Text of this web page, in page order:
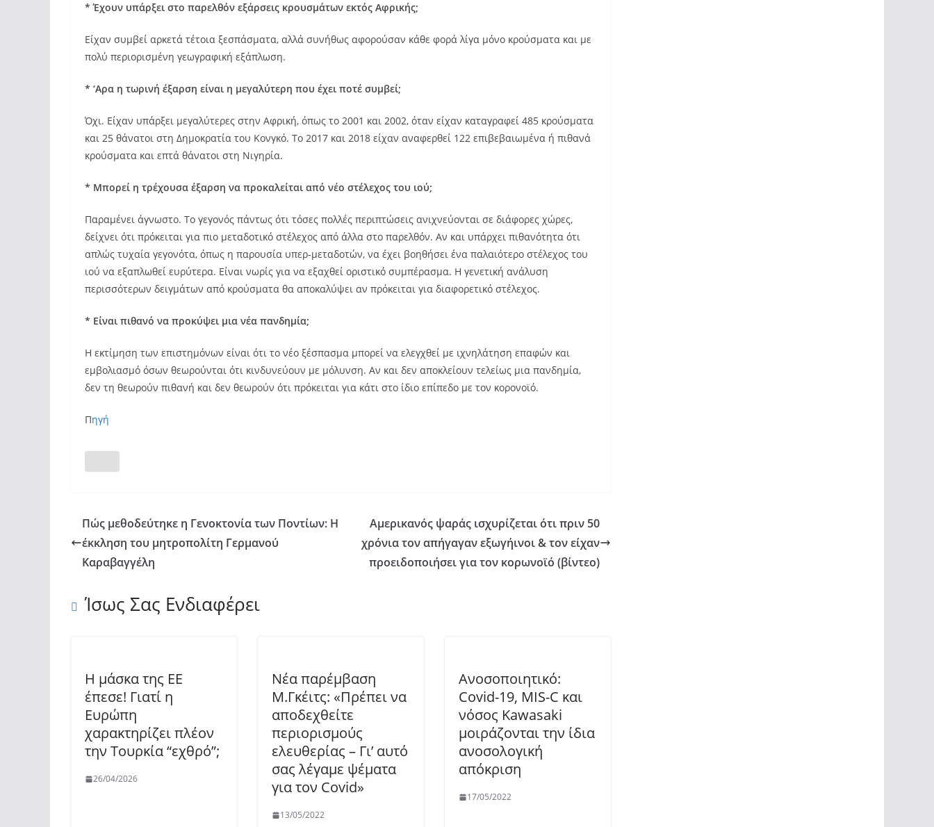
* Έχουν υπάρξει στο παρελθόν εξάρσεις κρουσμάτων εκτός Αφρικής;
Είχαν συμβεί αρκετά τέτοια ξεσπάσματα, αλλά συνήθως αφορούσαν κάθε φορά λίγα μόνο κρούσματα και με
πολύ περιορισμένη γεωγραφική εξάπλωση.
* ‘Αρα η τωρινή έξαρση είναι η μεγαλύτερη που έχει ποτέ συμβεί;
Όχι. Είχαν υπάρξει μεγαλύτερες στην Αφρική, όπως το 2001 και 2002, όταν είχαν καταγραφεί 485 κρούσματα
και 25 θάνατοι στη Δημοκρατία του Κονγκό. Το 2017 και 2018 είχαν αναφερθεί 122 επιβεβαιωμένα ή πιθανά
κρούσματα και επτά θάνατοι στη Νιγηρία.
* Μπορεί η τρέχουσα έξαρση να προκαλείται από νέο στέλεχος του ιού;
Παραμένει άγνωστο. Το γεγονός πάντως ότι τόσες πολλές περιπτώσεις ανιχνεύονται σε διάφορες χώρες,
δείχνει ότι πρόκειται για πιο μεταδοτικό στέλεχος από άλλα στο παρελθόν. Αν και υπάρχει πιθανότητα ότι
απλώς τυχαία γεγονότα, όπως η παρουσία υπερ-μεταδοτών, να έχει βοηθήσει ένα παλαιότερο στέλεχος του
ιού να εξαπλωθεί ευρύτερα. Είναι νωρίς για να εξαχθεί οριστικό συμπέρασμα. Η γενετική ανάλυση
περισσότερων δειγμάτων από κρούσματα θα αποκαλύψει αν πρόκειται για διαφορετικό στέλεχος.
* Είναι πιθανό να προκύψει μια νέα πανδημία;
Η εκτίμηση των επιστημόνων είναι ότι το νέο ξέσπασμα μπορεί να ελεγχθεί με ιχνηλάτηση επαφών και
εμβολιασμό όσων θεωρούνται ότι κινδυνεύουν με μόλυνση. Αν και δεν αποκλείουν τελείως μια πανδημία,
δεν τη θεωρούν πιθανή και δεν θεωρούν ότι πρόκειται για κάτι στο ίδιο επίπεδο με τον κορονοϊό.
Πηγή
Πώς μεθοδεύτηκε η Γενοκτονία των Ποντίων: Η
έκκληση του μητροπολίτη Γερμανού
Καραβαγγέλη
Αμερικανός ψαράς ισχυρίζεται ότι πριν 50
χρόνια τον απήγαγαν εξωγήινοι & τον είχαν
προειδοποιήσει για τον κορωνοϊό (βίντεο)
Ίσως Σας Ενδιαφέρει
Η μάσκα της ΕΕ
έπεσε! Γιατί η
Ευρώπη
χαρακτηρίζει πλέον
την Τουρκία “εχθρό”;
26/04/2026
Νέα παρέμβαση
Μ.Γκέιτς: «Πρέπει να
αποδεχθείτε
περιορισμούς
ελευθερίας – Γι’ αυτό
σας λέγαμε ψέματα
για τον Covid»
13/05/2022
Ανοσοποιητικό:
Covid-19, MIS-C και
νόσος Kawasaki
μοιράζονται την ίδια
ανοσολογική
απόκριση
17/05/2022